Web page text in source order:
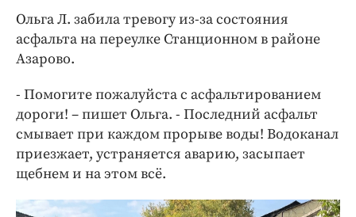
Ольга Л. забила тревогу из-за состояния
асфальта на переулке Станционном в районе
Азарово.
- Помогите пожалуйста с асфальтированием
дороги! – пишет Ольга. - Последний асфальт
смывает при каждом прорыве воды! Водоканал
приезжает, устраняется аварию, засыпает
щебнем и на этом всё.